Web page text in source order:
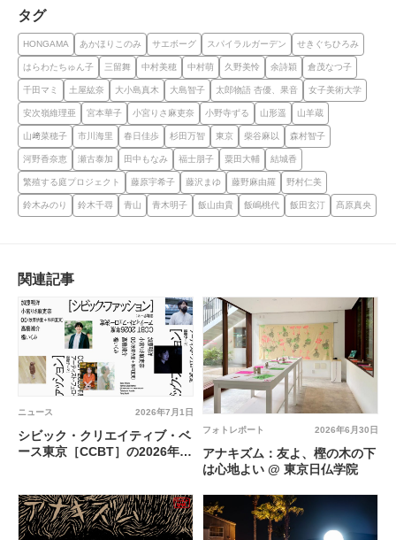
タグ
HONGAMA あかほりこのみ サエボーグ スパイラルガーデン せきぐちひろみ
はらわたちゅん子 三留舞 中村美穂 中村萌 久野美怜 余詩穎 倉茂なつ子
千田マミ 土屋紘奈 大小島真木 大島智子 太郎物語 杏優、果音 女子美術大学
安次嶺維理亜 宮本華子 小宮りさ麻吏奈 小野寺ずる 山形遥 山羊蔵
山﨑菜穂子 市川海里 春日佳歩 杉田万智 東京 柴谷麻以 森村智子
河野香奈恵 瀬古泰加 田中もなみ 福士朋子 粟田大輔 結城香
繁殖する庭プロジェクト 藤原宇希子 藤沢まゆ 藤野麻由羅 野村仁美
鈴木みのり 鈴木千尋 青山 青木明子 飯山由貴 飯嶋桃代 飯田玄汀 髙原真央
関連記事
2026年7月1日
ニュース
シビック・クリエイティブ・ベ
ース東京［CCBT］の2026年度
2026年6月30日
フォトレポート
アナキズム：友よ、樫の木の下
は心地よい @ 東京日仏学院